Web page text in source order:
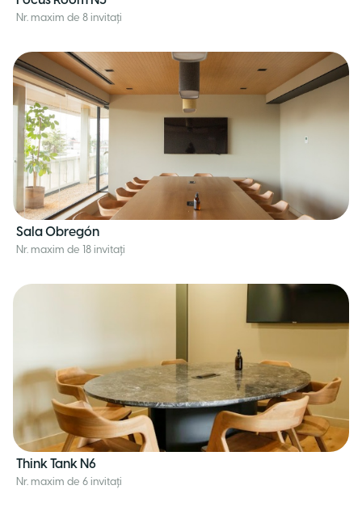
Nr. maxim de 8 invitați
Sala Obregón
Nr. maxim de 18 invitați
Think Tank N6
Nr. maxim de 6 invitați